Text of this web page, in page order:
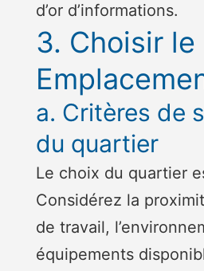
d’or d’informations.
3. Choisir le
a. Critères de
du quartier
Le choix du quartier
Considérez la
de travail,
équipements